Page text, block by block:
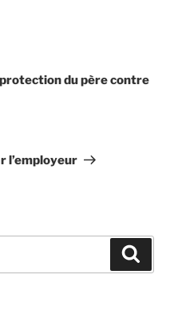
protection du père contre
l’employeur